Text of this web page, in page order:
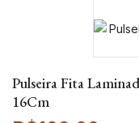
Pulseira Fita
16Cm